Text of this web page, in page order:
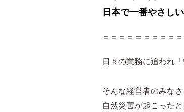
日本で一番やさし
＝＝＝＝＝＝＝＝＝
日々の業務に追われ
そんな経営者のみなさ
自然災害が起こった